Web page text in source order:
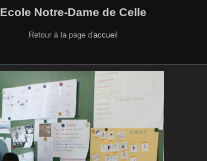
Ecole Notre-Dame de Celle
Retour à la page d'accueil